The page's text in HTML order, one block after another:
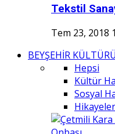
Tekstil
Tem 23, 2018
BEYŞEHİR KÜLTÜRÜ
Hepsi
Kültür
Sosyal
Hikayeler